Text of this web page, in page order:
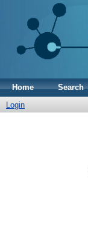
Home Search
Login